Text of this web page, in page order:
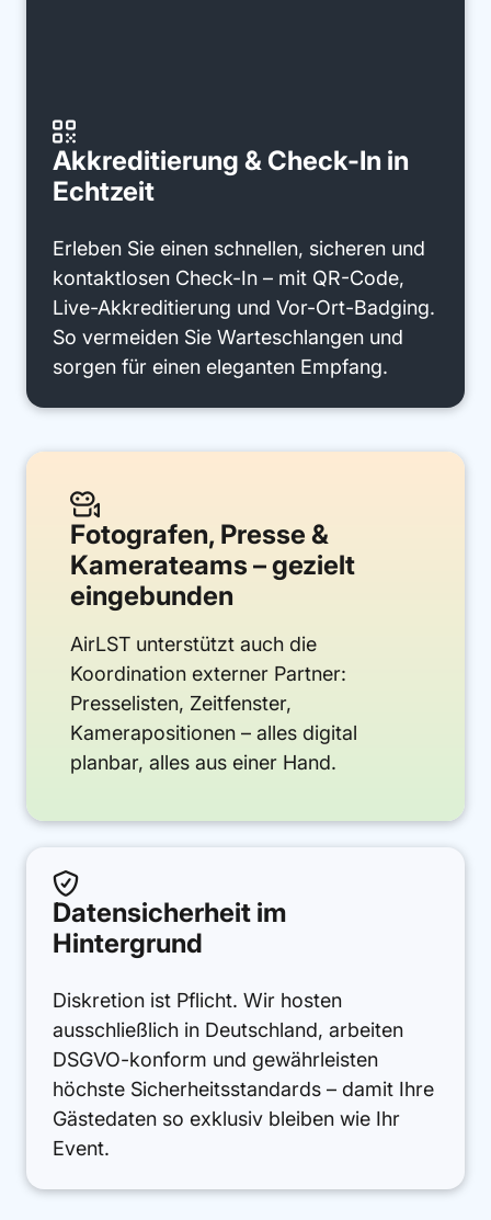

Akkreditierung & Check-In in
Echtzeit
Erleben Sie einen schnellen, sicheren und
kontaktlosen Check-In – mit QR-Code,
Live-Akkreditierung und Vor-Ort-Badging.
So vermeiden Sie Warteschlangen und
sorgen für einen eleganten Empfang.

Fotografen, Presse &
Kamerateams – gezielt
eingebunden
AirLST unterstützt auch die
Koordination externer Partner:
Presselisten, Zeitfenster,
Kamerapositionen – alles digital
planbar, alles aus einer Hand.

Datensicherheit im
Hintergrund
Diskretion ist Pflicht. Wir hosten
ausschließlich in Deutschland, arbeiten
DSGVO-konform und gewährleisten
höchste Sicherheitsstandards – damit Ihre
Gästedaten so exklusiv bleiben wie Ihr
Event.